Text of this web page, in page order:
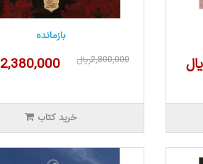
بازمانده
2,380,000ریال 2,800,000ریال
خرید کتاب